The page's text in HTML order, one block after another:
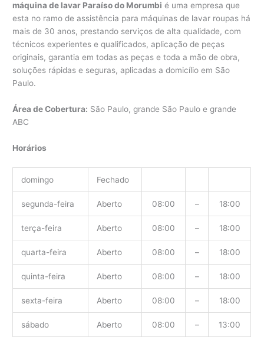
máquina de lavar Paraíso do Morumbi é uma empresa que
esta no ramo de assistência para máquinas de lavar roupas há
mais de 30 anos, prestando serviços de alta qualidade, com
técnicos experientes e qualificados, aplicação de peças
originais, garantia em todas as peças e toda a mão de obra,
soluções rápidas e seguras, aplicadas a domicílio em São
Paulo.
Área de Cobertura: São Paulo, grande São Paulo e grande
ABC
Horários
domingo Fechado
segunda-feira Aberto 08:00 – 18:00
terça-feira Aberto 08:00 – 18:00
quarta-feira Aberto 08:00 – 18:00
quinta-feira Aberto 08:00 – 18:00
sexta-feira Aberto 08:00 – 18:00
sábado Aberto 08:00 – 13:00